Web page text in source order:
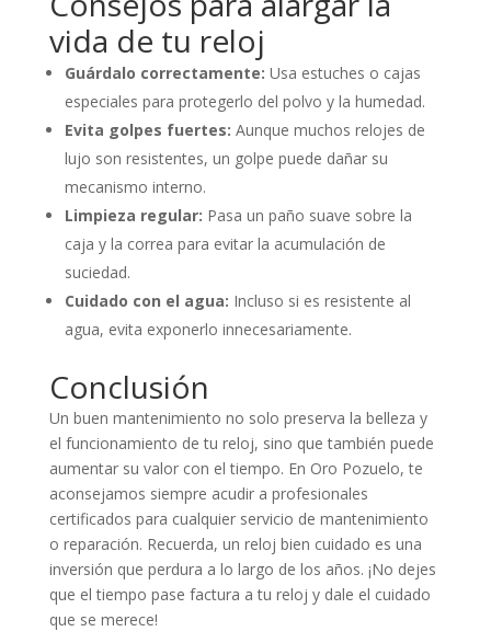
vida de tu reloj
Guárdalo correctamente: Usa estuches o cajas
especiales para protegerlo del polvo y la humedad.
Evita golpes fuertes: Aunque muchos relojes de
lujo son resistentes, un golpe puede dañar su
mecanismo interno.
Limpieza regular: Pasa un paño suave sobre la
caja y la correa para evitar la acumulación de
suciedad.
Cuidado con el agua: Incluso si es resistente al
agua, evita exponerlo innecesariamente.
Conclusión
Un buen mantenimiento no solo preserva la belleza y
el funcionamiento de tu reloj, sino que también puede
aumentar su valor con el tiempo. En Oro Pozuelo, te
aconsejamos siempre acudir a profesionales
certificados para cualquier servicio de mantenimiento
o reparación. Recuerda, un reloj bien cuidado es una
inversión que perdura a lo largo de los años. ¡No dejes
que el tiempo pase factura a tu reloj y dale el cuidado
que se merece!